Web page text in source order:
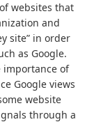
websites that
and
site” in order
as Google.
importance of
Google views
website
through a